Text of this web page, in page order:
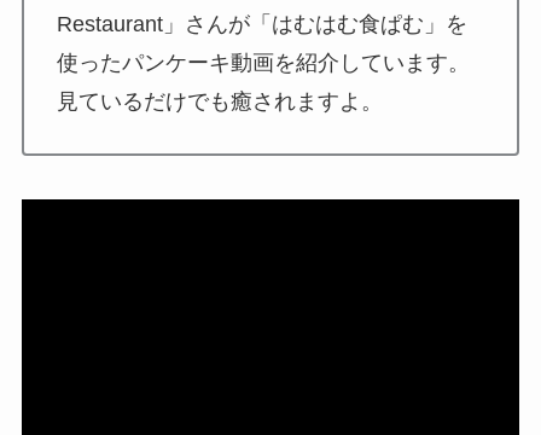
Restaurant」さんが「はむはむ食ぱむ」を
使ったパンケーキ動画を紹介しています。
見ているだけでも癒されますよ。